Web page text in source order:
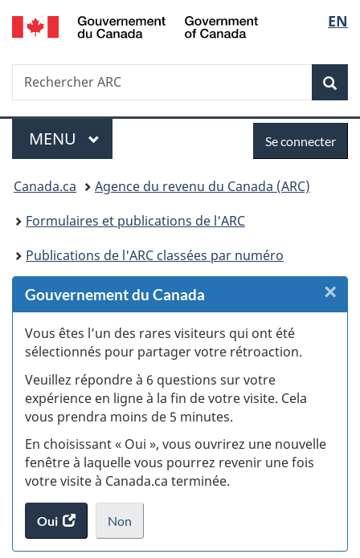
Passer
au
Passer
au
Passer
à
du
Passer
à
simplifiée
de
la
EN
Recherche
Rechercher
ARC
Menu
MENU PRINCIPAL
connecter
Se connecter
Vous
êtes
ici :
Canada.ca
Agence du revenu du Canada (ARC)
Formulaires et publications de l'ARC
Publications de l'ARC classées par numéro
Gouvernement du Canada
Vous êtes l’un des rares visiteurs qui ont été
sélectionnés pour partager votre rétroaction.
Veuillez répondre à 6 questions sur votre
expérience en ligne à la fin de votre visite. Cela
vous prendra moins de 5 minutes.
En choisissant « Oui », vous ouvrirez une nouvelle
fenêtre à laquelle vous pourrez revenir une fois
votre visite à Canada.ca terminée.
Oui
accéder
au
Non
je
.
×